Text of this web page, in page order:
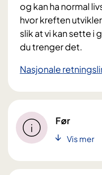
og kan ha normal
hvor kreften
slik at vi kan sette i
du trenger det.
Nasjonale
Før
Vis mer